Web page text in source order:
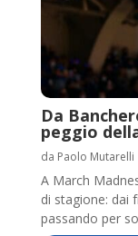
Da
peggio
da Paolo Mutarelli
A March
di stagione: dai
passando per